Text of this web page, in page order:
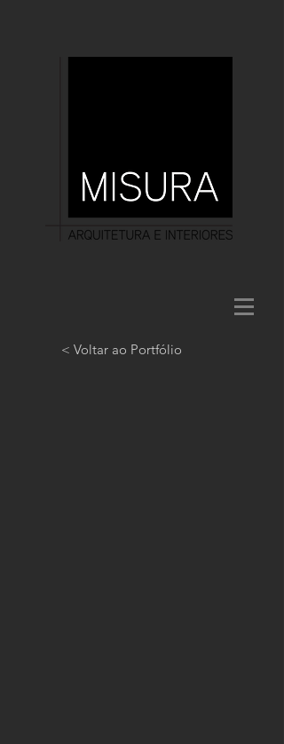
< Voltar ao Portfólio